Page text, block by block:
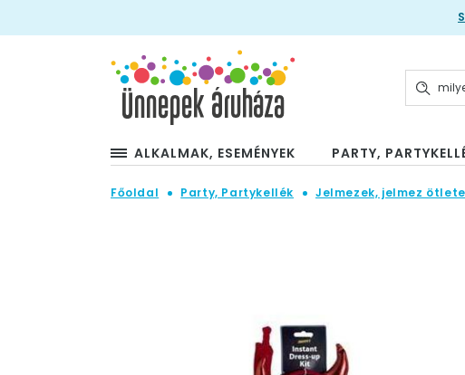
ALKALMAK, ESEMÉNYEK PARTY,
Főoldal Party, Partykellék Jelmezek, jelmez